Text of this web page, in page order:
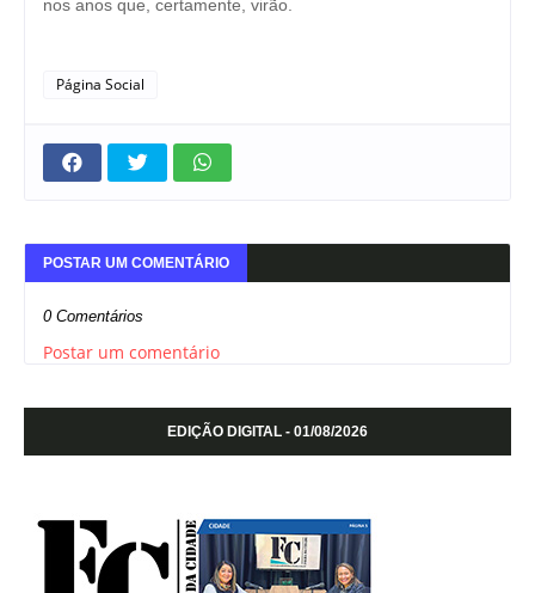
nos anos que, certamente, virão.
Página Social
POSTAR UM COMENTÁRIO
0 Comentários
Postar um comentário
EDIÇÃO DIGITAL - 01/08/2026